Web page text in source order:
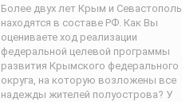
Более двух лет Крым и Севастополь
находятся в составе РФ. Как Вы
оцениваете ход реализации
федеральной целевой программы
развития Крымского федерального
округа, на которую возложены все
надежды жителей полуострова? У